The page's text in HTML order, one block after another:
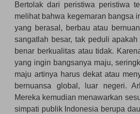
Bertolak dari peristiwa peristiwa
melihat bahwa kegemaran bangsa
yang berasal, berbau atau
sangatlah besar, tak peduli
benar berkualitas atau tidak.
yang ingin bangsanya maju,
maju artinya harus dekat atau
bernuansa global, luar negeri.
Mereka kemudian menawarkan
simpati publik Indonesia berupa